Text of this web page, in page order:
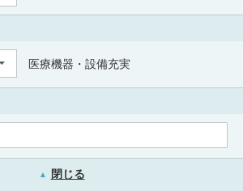
医療機器・設備充実
▲ 閉じる